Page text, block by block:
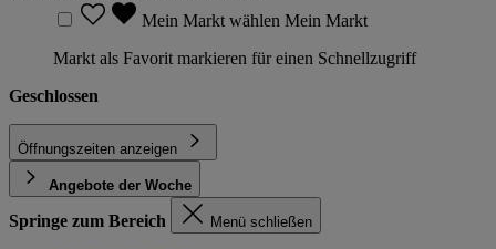
Mein Markt wählen Mein Markt
Markt als Favorit markieren für einen Schnellzugriff
Geschlossen
Öffnungszeiten anzeigen
Angebote der Woche
Springe zum Bereich Menü schließen